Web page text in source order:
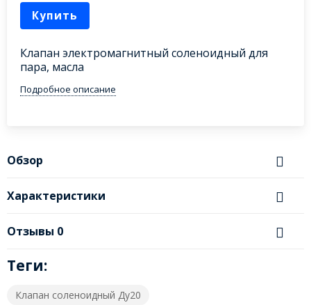
Купить
Клапан электромагнитный соленоидный для
пара, масла
Подробное описание
Обзор
Характеристики
Отзывы 0
Теги:
Клапан соленоидный Ду20